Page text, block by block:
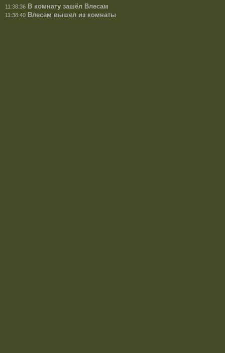
11:38:36 В комнату зашёл Влесам
11:38:40 Влесам вышел из комнаты